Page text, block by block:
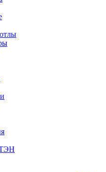
ТЭН